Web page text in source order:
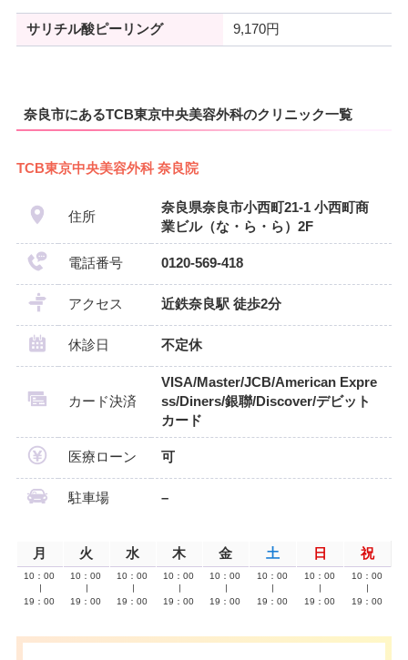
サリチル酸ピーリング 9,170円
奈良市にあるTCB東京中央美容外科のクリニック一覧
TCB東京中央美容外科 奈良院
住所
奈良県奈良市小西町21-1 小西町商
業ビル（な・ら・ら）2F
電話番号 0120-569-418
アクセス 近鉄奈良駅 徒歩2分
休診日 不定休
カード決済
VISA/Master/JCB/American Expre
ss/Diners/銀聯/Discover/デビット
カード
医療ローン 可
駐車場 –
月 火 水 木 金 土 日 祝
10：00
19：00
10：00
19：00
10：00
19：00
10：00
19：00
10：00
19：00
10：00
19：00
10：00
19：00
10：00
19：00